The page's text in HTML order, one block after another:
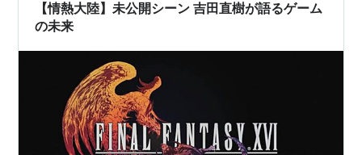
【情熱大陸】未公開シーン 吉田直樹が語るゲーム
の未来